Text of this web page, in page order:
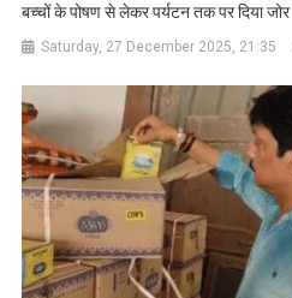
बच्चों के पोषण से लेकर पर्यटन तक पर दिया जोर
Saturday, 27 December 2025, 21:35